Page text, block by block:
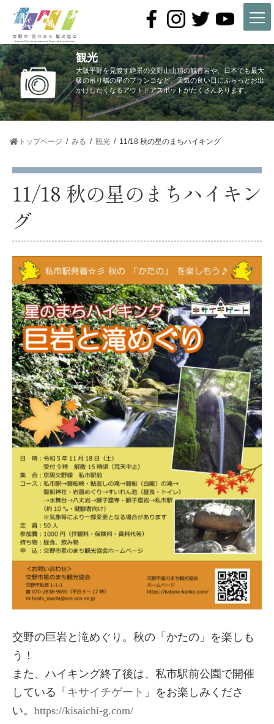
ツ
へ
ス
キ
ッ
プ
シ
ョ
ン
に
移
動
観光
大阪平野を見渡す絶景の交野山山頂の観音岩や、日本でも最大
級の吊り橋の星のブランコなど、天気の良い日にふらっとお出
かけしたくなるアウトドアスポットがたくさんあります。
トップページ みる 観光 11/18 秋の星のまちハイキング
11/18 秋の星のまちハイキン
グ
交野の巨岩と滝めぐり。秋の「かたの」を楽しも
う！
また、ハイキング終了後は、私市駅前公園で開催
している「 キサイチゲート 」をお楽しみくださ
い。 https://kisaichi-g.com/